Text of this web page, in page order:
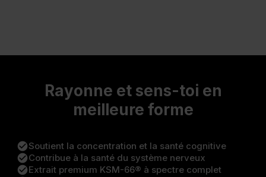
Rayonne et sens-toi en
meilleure forme
check_circleSoutient la concentration et la santé cognitive
check_circleContribue à la santé du système nerveux
check_circleExtrait premium KSM-66® à spectre complet